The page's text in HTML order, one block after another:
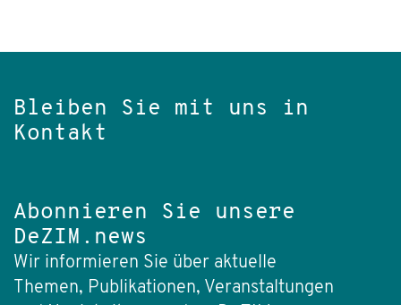
Bleiben Sie mit uns in
Kontakt
Abonnieren Sie unsere
DeZIM.news
Wir informieren Sie über aktuelle
Themen, Publikationen, Veranstaltungen